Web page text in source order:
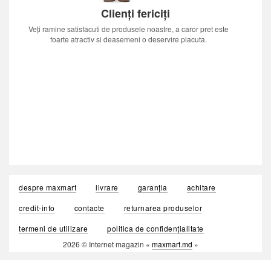
Clienți fericiți
Veți ramine satisfacuti de produsele noastre, a caror pret este
foarte atractiv si deasemeni o deservire placuta.
despre maxmart livrare garanția
achitare
credit-info
contacte
returnarea produselor
termeni de utilizare
politica de confidențialitate
2026 © Internet magazin « maxmart.md »